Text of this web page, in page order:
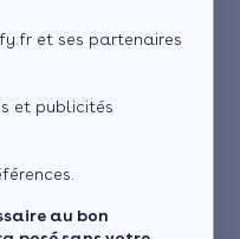
et ses partenaires
et publicités
au bon